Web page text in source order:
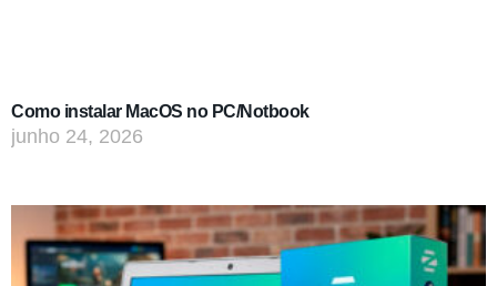
Como instalar MacOS no PC/Notbook
junho 24, 2026